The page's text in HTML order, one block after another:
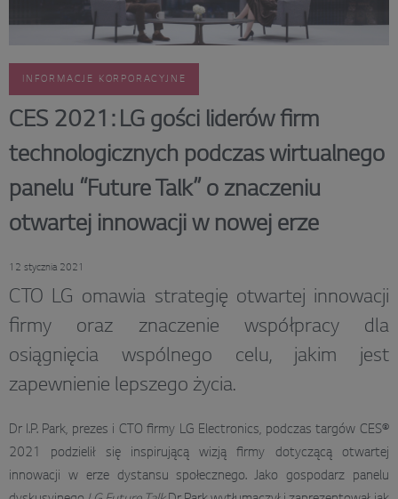
INFORMACJE KORPORACYJNE
CES 2021: LG gości liderów firm
technologicznych podczas wirtualnego
panelu “Future Talk” o znaczeniu
otwartej innowacji w nowej erze
12 stycznia 2021
CTO LG omawia strategię otwartej innowacji
firmy oraz znaczenie współpracy dla
osiągnięcia wspólnego celu, jakim jest
zapewnienie lepszego życia.
Dr I.P. Park, prezes i CTO firmy LG Electronics, podczas targów CES®
2021 podzielił się inspirującą wizją firmy dotyczącą otwartej
innowacji w erze dystansu społecznego. Jako gospodarz panelu